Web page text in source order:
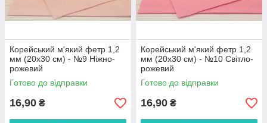
Корейський м'який фетр 1,2
мм (20х30 см) - №9 Ніжно-
рожевий
Готово до відправки
16,90 ₴
Корейський м'який фетр 1,2
мм (20х30 см) - №10 Світло-
рожевий
Готово до відправки
16,90 ₴